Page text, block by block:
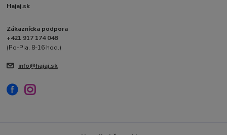
Hajaj.sk
Zákaznícka podpora
+421 917 174 048
(Po-Pia, 8-16 hod.)
info@hajaj.sk